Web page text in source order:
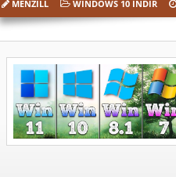
MENZILL WINDOWS 10 İNDIR